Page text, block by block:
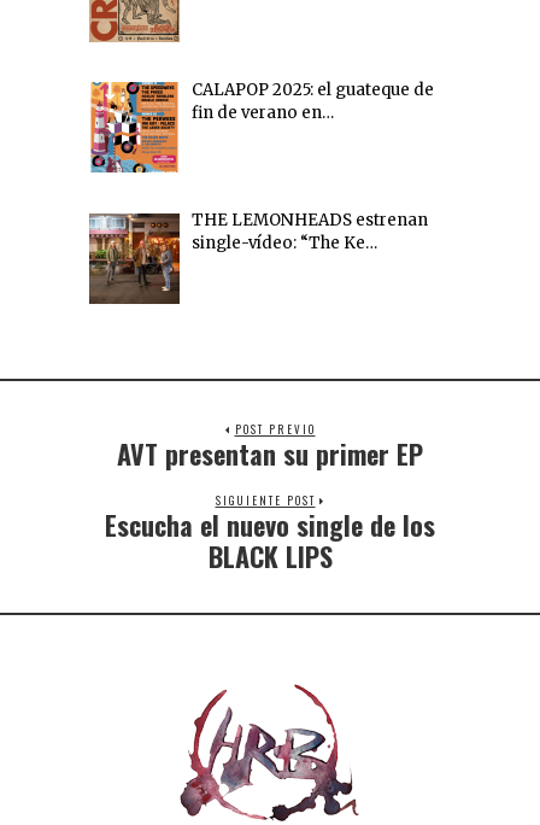
CALAPOP 2025: el guateque de
fin de verano en…
THE LEMONHEADS estrenan
single-vídeo: “The Ke…
POST PREVIO
AVT presentan su primer EP
SIGUIENTE POST
Escucha el nuevo single de los
BLACK LIPS